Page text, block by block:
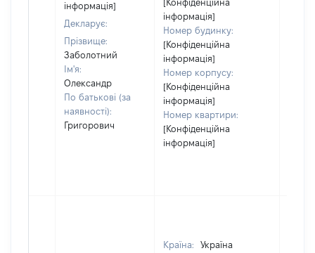
інформація]
Декларує:
Прізвище:
Заболотний
Ім'я:
Олександр
По батькові (за
наявності):
Григорович
[Конфіденційна
інформація]
Номер будинку:
[Конфіденційна
інформація]
Номер корпусу:
[Конфіденційна
інформація]
Номер квартири:
[Конфіденційна
інформація]
Країна:
Україна